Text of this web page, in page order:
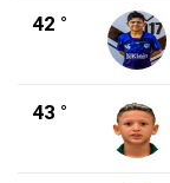
42 °
43 °